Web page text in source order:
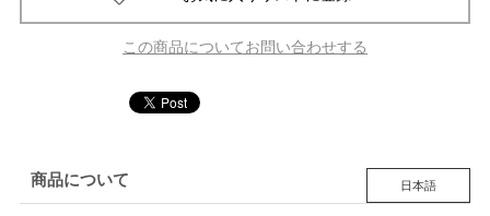
この商品についてお問い合わせする
商品について 日本語